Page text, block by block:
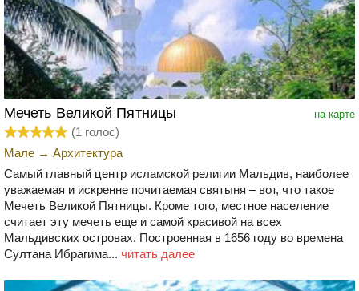
на карте
Мечеть Великой Пятницы
(1 голос)
Мале → Архитектура
Самый главный центр исламской религии Мальдив, наиболее
уважаемая и искренне почитаемая святыня – вот, что такое
Мечеть Великой Пятницы. Кроме того, местное население
считает эту мечеть еще и самой красивой на всех
Мальдивских островах. Построенная в 1656 году во времена
Султана Ибрагима... читать далее